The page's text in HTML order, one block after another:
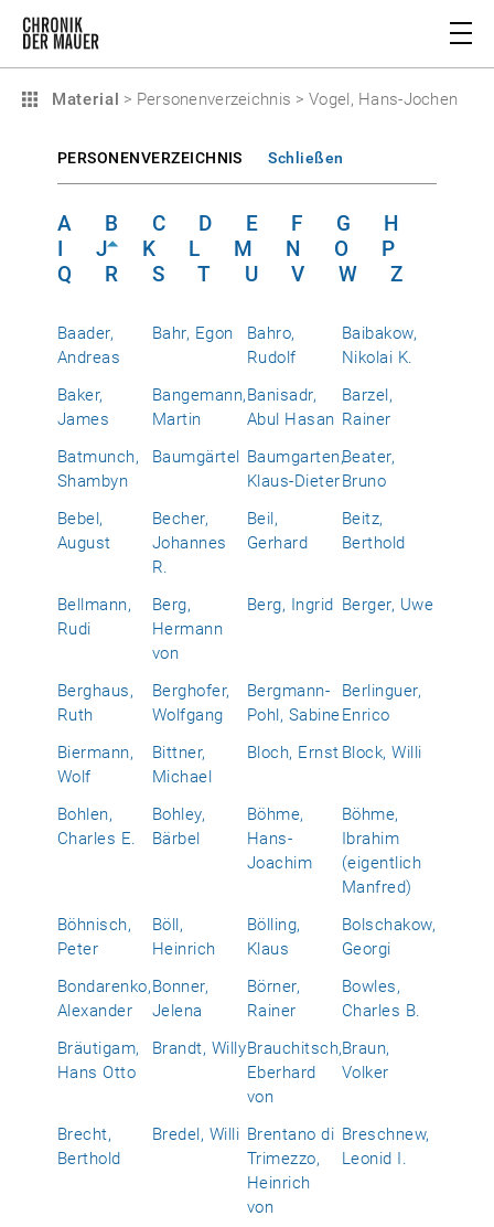
Material > Personenverzeichnis > Vogel, Hans-Jochen
PERSONENVERZEICHNIS Schließen
A B C D E F G
H
I
J K L M N O
P
Q
R S T U V W Z
Baader,
Andreas
Bahr, Egon
Bahro,
Rudolf
Baibakow,
Nikolai K.
Baker,
James
Bangemann,
Martin
Banisadr,
Abul Hasan
Barzel,
Rainer
Batmunch,
Shambyn
Baumgärtel Baumgarten,
Klaus-Dieter
Beater,
Bruno
Bebel,
August
Becher,
Johannes
R.
Beil,
Gerhard
Beitz,
Berthold
Bellmann,
Rudi
Berg,
Hermann
von
Berg, Ingrid Berger, Uwe
Berghaus,
Ruth
Berghofer,
Wolfgang
Bergmann-
Pohl, Sabine
Berlinguer,
Enrico
Biermann,
Wolf
Bittner,
Michael
Bloch, Ernst Block, Willi
Bohlen,
Charles E.
Bohley,
Bärbel
Böhme,
Hans-
Joachim
Böhme,
Ibrahim
(eigentlich
Manfred)
Böhnisch,
Peter
Böll,
Heinrich
Bölling,
Klaus
Bolschakow,
Georgi
Bondarenko,
Alexander
Bonner,
Jelena
Börner,
Rainer
Bowles,
Charles B.
Bräutigam,
Hans Otto
Brandt, WillyBrauchitsch,
Eberhard
von
Braun,
Volker
Brecht,
Berthold
Bredel, Willi Brentano di
Trimezzo,
Heinrich
von
Breschnew,
Leonid I.